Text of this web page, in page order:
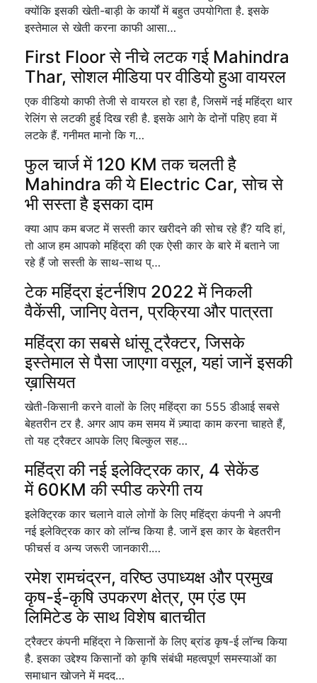
क्योंकि इसकी खेती-बाड़ी के कार्यों में बहुत उपयोगिता है. इसके
इस्तेमाल से खेती करना काफी आसा…
First Floor से नीचे लटक गई Mahindra
Thar, सोशल मीडिया पर वीडियो हुआ वायरल
एक वीडियो काफी तेजी से वायरल हो रहा है, जिसमें नई महिंद्रा थार
रेलिंग से लटकी हुई दिख रही है. इसके आगे के दोनों पहिए हवा में
लटके हैं. गनीमत मानो कि ग…
फुल चार्ज में 120 KM तक चलती है
Mahindra की ये Electric Car, सोच से
भी सस्ता है इसका दाम
क्या आप कम बजट में सस्ती कार खरीदने की सोच रहे हैं? यदि हां,
तो आज हम आपको महिंद्रा की एक ऐसी कार के बारे में बताने जा
रहे हैं जो सस्ती के साथ-साथ प्…
टेक महिंद्रा इंटर्नशिप 2022 में निकली
वैकेंसी, जानिए वेतन, प्रक्रिया और पात्रता
महिंद्रा का सबसे धांसू ट्रैक्टर, जिसके
इस्तेमाल से पैसा जाएगा वसूल, यहां जानें इसकी
ख़ासियत
खेती-किसानी करने वालों के लिए महिंद्रा का 555 डीआई सबसे
बेहतरीन टर है. अगर आप कम समय में ज़्यादा काम करना चाहते हैं,
तो यह ट्रैक्टर आपके लिए बिल्कुल सह…
महिंद्रा की नई इलेक्ट्रिक कार, 4 सेकेंड
में 60KM की स्पीड करेगी तय
इलेक्ट्रिक कार चलाने वाले लोगों के लिए महिंद्रा कंपनी ने अपनी
नई इलेक्ट्रिक कार को लॉन्च किया है. जानें इस कार के बेहतरीन
फीचर्स व अन्य जरूरी जानकारी.…
रमेश रामचंद्रन, वरिष्ठ उपाध्यक्ष और प्रमुख
कृष-ई-कृषि उपकरण क्षेत्र, एम एंड एम
लिमिटेड के साथ विशेष बातचीत
ट्रैक्टर कंपनी महिंद्रा ने किसानों के लिए ब्रांड कृष-ई लॉन्च किया
है. इसका उद्देश्य किसानों को कृषि संबंधी महत्वपूर्ण समस्याओं का
समाधान खोजने में मदद…